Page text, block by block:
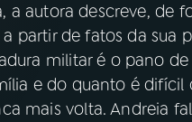
a autora descreve, de
partir de fatos da sua
militar é o pano
e do quanto é difícil
mais volta. Andreia